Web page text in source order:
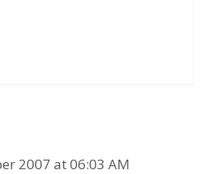
2007 at 06:03 AM